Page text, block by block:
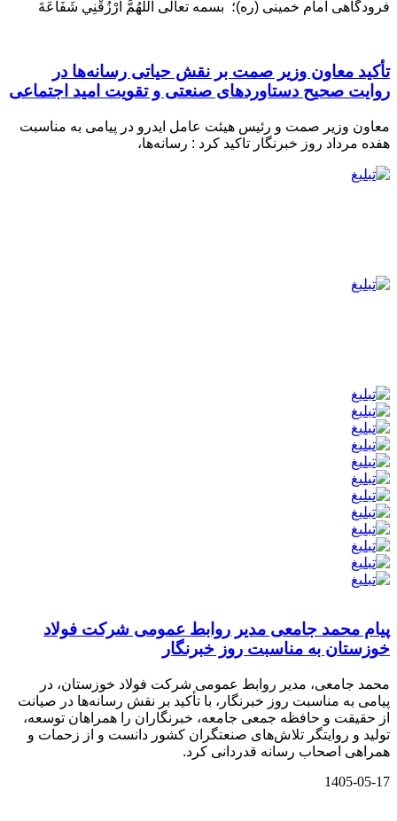
فرودگاهی امام خمینی (ره)؛ بسمه تعالی اللَّهُمَّ ارْزُقْنِي شَفَاعَةَ
تأکید معاون وزیر صمت بر نقش حیاتی رسانه‌ها در
روایت صحیح دستاوردهای صنعتی و تقویت امید اجتماعی
معاون وزیر صمت و رئیس هیئت عامل ایدرو در پیامی به مناسبت
هفده مرداد روز خبرنگار تاکید کرد : رسانه‌ها،
پیام محمد جامعی مدیر روابط عمومی شرکت فولاد
خوزستان به مناسبت روز خبرنگار
محمد جامعی، مدیر روابط عمومی شرکت فولاد خوزستان، در
پیامی به مناسبت روز خبرنگار، با تأکید بر نقش رسانه‌ها در صیانت
از حقیقت و حافظه جمعی جامعه، خبرنگاران را همراهان توسعه،
تولید و روایتگر تلاش‌های صنعتگران کشور دانست و از زحمات و
همراهی اصحاب رسانه قدردانی کرد.
1405-05-17